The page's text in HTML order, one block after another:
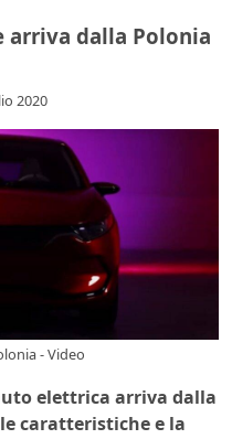
arriva dalla Polonia
2020
- Video
elettrica arriva dalla
caratteristiche e la